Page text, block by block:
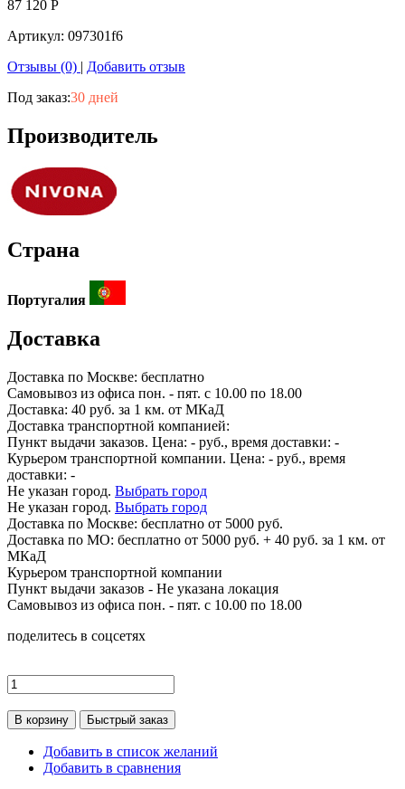
87 120 Р
Артикул: 097301f6
Отзывы (0) | Добавить отзыв
Под заказ:30 дней
Производитель
Страна
Португалия
Доставка
Доставка по Москве: бесплатно
Самовывоз из офиса пон. - пят. с 10.00 по 18.00
Доставка: 40 руб. за 1 км. от МКаД
Доставка транспортной компанией:
Пункт выдачи заказов. Цена: - руб., время доставки: -
Курьером транспортной компании. Цена: - руб., время
доставки: -
Не указан город. Выбрать город
Не указан город. Выбрать город
Доставка по Москве: бесплатно от 5000 руб.
Доставка по МО: бесплатно от 5000 руб. + 40 руб. за 1 км. от
МКаД
Курьером транспортной компании
Пункт выдачи заказов - Не указана локация
Самовывоз из офиса пон. - пят. с 10.00 по 18.00
поделитесь в соцсетях
В корзину Быстрый заказ
Добавить в список желаний
Добавить в сравнения